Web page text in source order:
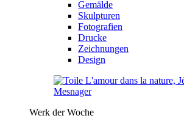
Gemälde
Skulpturen
Fotografien
Drucke
Zeichnungen
Design
Werk der Woche